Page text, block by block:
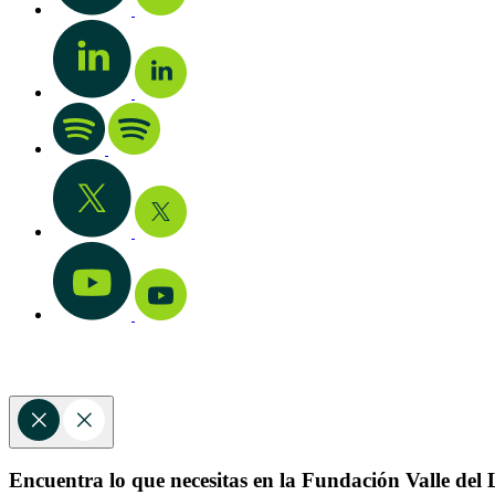
Encuentra lo que necesitas en la Fundación Valle del